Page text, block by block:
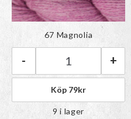
Färgen har lagts till i
paletten
BC Garn Bio
- +
67 Magnolia
Köp 79kr
9 i lager